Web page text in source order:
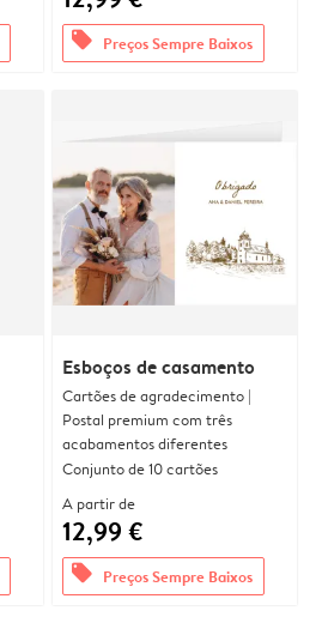
offers Preços Sempre Baixos
Esboços de casamento
Cartões de agradecimento |
Postal premium com três
acabamentos diferentes
Conjunto de 10 cartões
A partir de
12,99 €
offers Preços Sempre Baixos